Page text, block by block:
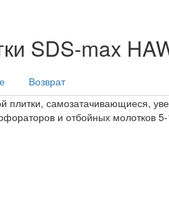
SDS-max
Возврат
плитки, самозатачивающиеся,
и отбойных молотков 5-